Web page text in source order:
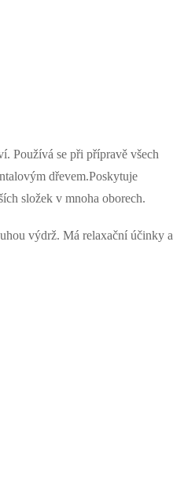
Používá se při přípravě všech
dřevem.Poskytuje
složek v mnoha oborech.
výdrž. Má relaxační účinky a